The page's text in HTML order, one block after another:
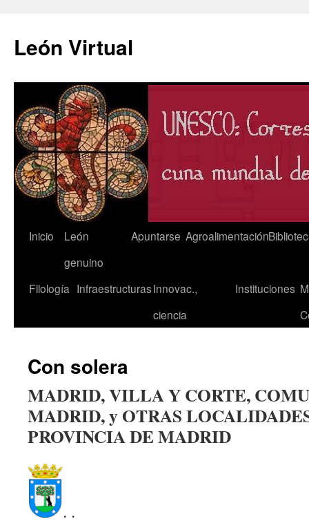
León Virtual
Saltar
contenido
Inicio
León
genuino
Apuntarse Agroalimentación
Filología InfraestructurasInnovac.,
ciencia
Instituciones
Con solera
MADRID, VILLA Y CORTE,
MADRID, yOTRAS
PROVINCIA DE MADRID
. .